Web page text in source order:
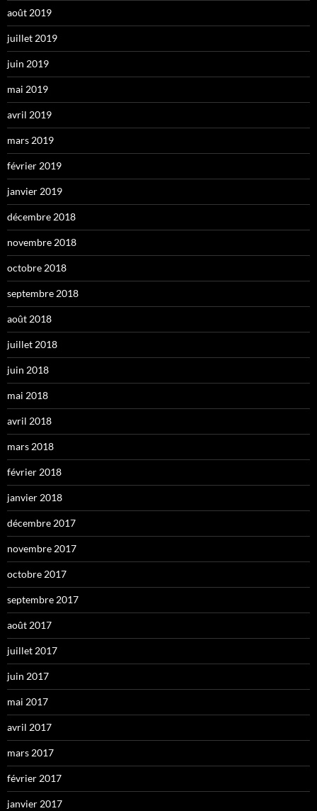
août 2019
juillet 2019
juin 2019
mai 2019
avril 2019
mars 2019
février 2019
janvier 2019
décembre 2018
novembre 2018
octobre 2018
septembre 2018
août 2018
juillet 2018
juin 2018
mai 2018
avril 2018
mars 2018
février 2018
janvier 2018
décembre 2017
novembre 2017
octobre 2017
septembre 2017
août 2017
juillet 2017
juin 2017
mai 2017
avril 2017
mars 2017
février 2017
janvier 2017